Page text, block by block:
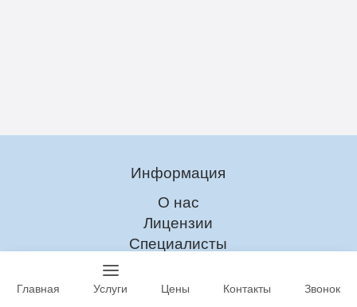
Информация
О нас
Лицензии
Специалисты
Наркомания
Главная Услуги Цены Контакты Звонок